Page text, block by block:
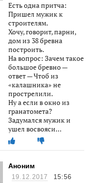
Есть одна притча:
Пришел мужик к
строителям.
Хочу, говорит, парни,
дом из 38 бревна
построить.
На вопрос: Зачем такое
большое бревно —
ответ — Чтоб из
«калашника» не
прострелили.
Ну а если в окно из
гранатомета?
Задумался мужик и
ушел восвояси…
Аноним
19.12.2017 15:56